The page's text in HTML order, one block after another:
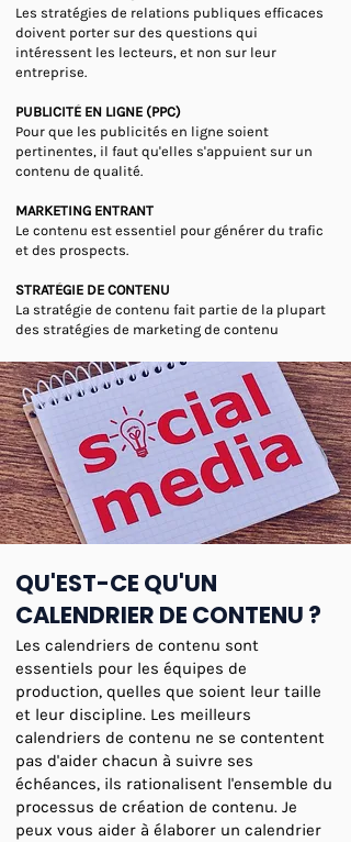
Les stratégies de relations publiques efficaces
doivent porter sur des questions qui
intéressent les lecteurs, et non sur leur
entreprise.
PUBLICITÉ EN LIGNE (PPC)
Pour que les publicités en ligne soient
pertinentes, il faut qu'elles s'appuient sur un
contenu de qualité.
MARKETING ENTRANT
Le contenu est essentiel pour générer du trafic
et des prospects.
​STRATÉGIE DE CONTENU
La stratégie de contenu fait partie de la plupart
des stratégies de marketing de contenu
QU'EST-CE QU'UN
CALENDRIER DE CONTENU ?
Les calendriers de contenu sont
essentiels pour les équipes de
production, quelles que soient leur taille
et leur discipline. Les meilleurs
calendriers de contenu ne se contentent
pas d'aider chacun à suivre ses
échéances, ils rationalisent l'ensemble du
processus de création de contenu. Je
peux vous aider à élaborer un calendrier